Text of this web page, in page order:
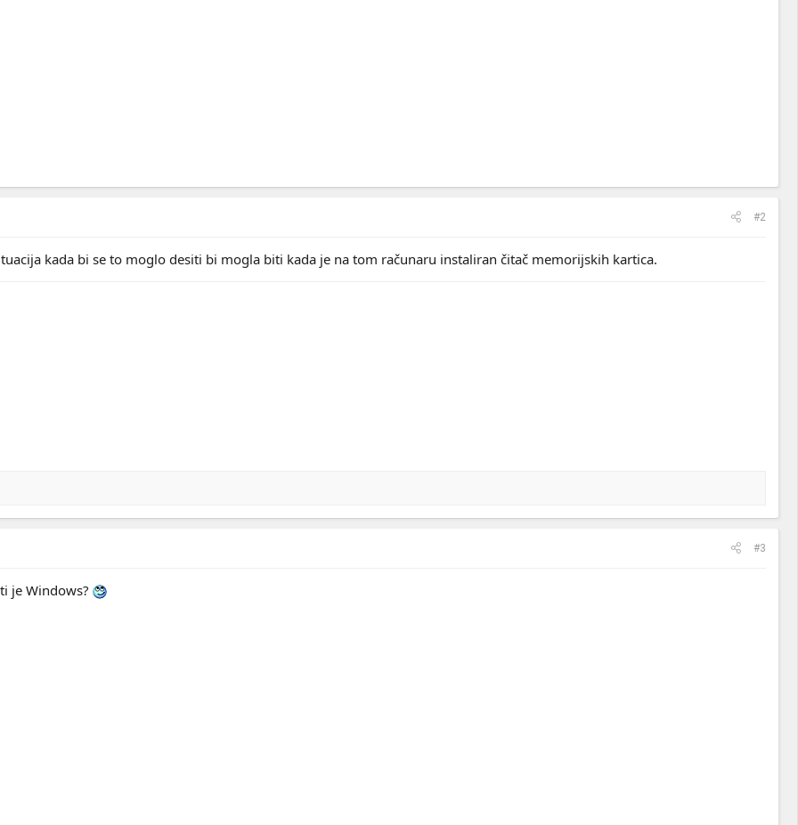
#2
kada bi se to moglo desiti bi mogla biti kada je na tom računaru instaliran čitač memorijskih kartica.
#3
je Windows?